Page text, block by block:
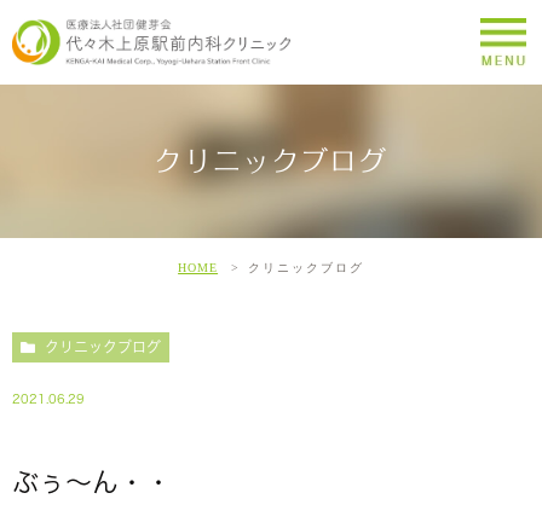
クリニックブログ
HOME クリニックブログ
クリニックブログ
2021.06.29
ぶぅ〜ん・・